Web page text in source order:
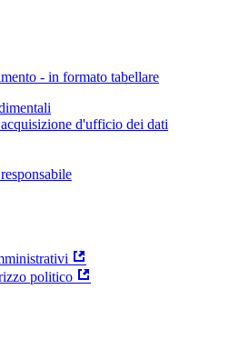
- in formato tabellare
d'ufficio dei dati
politico